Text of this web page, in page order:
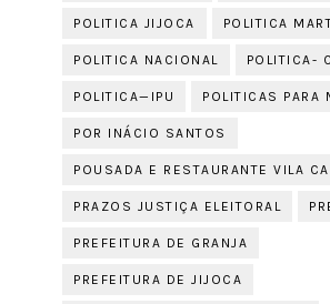
POLITICA JIJOCA POLITICA
POLITICA NACIONAL POLITICA-
POLITICA—IPU POLITICAS PARA
POR INÁCIO SANTOS
POUSADA E RESTAURANTE VILA
PRAZOS JUSTIÇA ELEITORAL
PREFEITURA DE GRANJA
PREFEITURA DE JIJOCA